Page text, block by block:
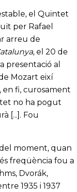
el Quintet
per Rafael
arreu de
, el 20 de
presentació al
Mozart eixí
fi, curosament
no ha pogut
[...]. Fou
moment, quan
freqüència fou a
Dvorák,
1935 i 1937